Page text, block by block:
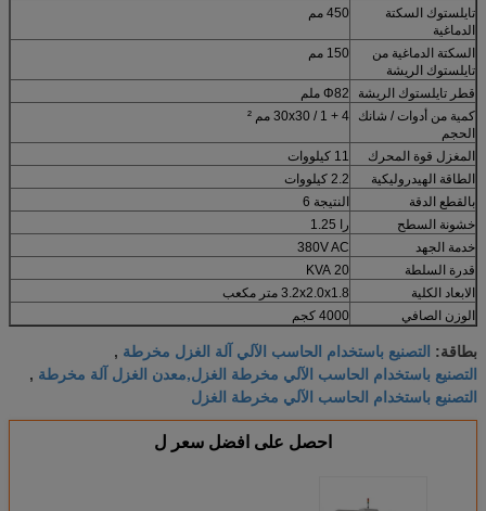
تايلستوك السكتة
الدماغية
450 مم
السكتة الدماغية من
تايلستوك الريشة
150 مم
قطر تايلستوك الريشة
Φ82 ملم
كمية من أدوات / شانك
الحجم
4 + 1 / 30x30 مم ²
المغزل قوة المحرك
11 كيلووات
الطاقة الهيدروليكية
2.2 كيلووات
بالقطع الدقة
النتيجة 6
خشونة السطح
را 1.25
خدمة الجهد
380V AC
قدرة السلطة
20 KVA
الابعاد الكلية
3.2x2.0x1.8 متر مكعب
الوزن الصافي
4000 كجم
بطاقة: التصنيع باستخدام الحاسب الآلي آلة الغزل مخرطة ,
التصنيع باستخدام الحاسب الآلي مخرطة الغزل,معدن الغزل آلة مخرطة ,
التصنيع باستخدام الحاسب الآلي مخرطة الغزل
احصل على افضل سعر ل